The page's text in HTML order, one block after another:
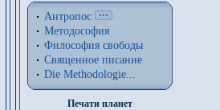
Антропос
Методософия
Философия cвободы
Священное писание
Die Methodologie...
Печати планет